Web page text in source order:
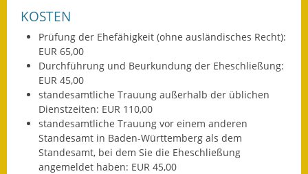
Haushaltspläne
Jahresabschlüsse
Wasserversorgung
Heiraten in Notzingen
Mitarbeiter
KOSTEN
Prüfung der Ehefähigkeit (ohne ausländisches Recht):
EUR 65,00
Durchführung und Beurkundung der Eheschließung:
EUR 45,00
standesamtliche Trauung außerhalb der üblichen
Dienstzeiten: EUR 110,00
standesamtliche Trauung vor einem anderen
Standesamt in Baden-Württemberg als dem
Standesamt, bei dem Sie die Eheschließung
angemeldet haben: EUR 45,00